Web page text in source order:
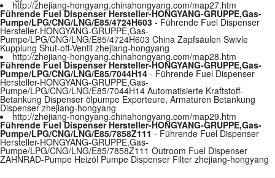
http://zhejiang-hongyang.chinahongyang.com/map27.htm
Führende Fuel Dispenser Hersteller-HONGYANG-GRUPPE,Gas-
Pumpe/LPG/CNG/LNG/E85/4724H603 - Führende Fuel Dispenser
Hersteller-HONGYANG-GRUPPE,Gas-
Pumpe/LPG/CNG/LNG/E85/4724H603 China Zapfsäulen Swivle
Kupplung Shut-off-Ventil zhejiang-hongyang
http://zhejiang-hongyang.chinahongyang.com/map28.htm
Führende Fuel Dispenser Hersteller-HONGYANG-GRUPPE,Gas-
Pumpe/LPG/CNG/LNG/E85/7044H14 - Führende Fuel Dispenser
Hersteller-HONGYANG-GRUPPE,Gas-
Pumpe/LPG/CNG/LNG/E85/7044H14 Automatisierte Kraftstoff-
Betankung Dispenser ölpumpe Exporteure, Armaturen Betankung
Dispenser zhejiang-hongyang
http://zhejiang-hongyang.chinahongyang.com/map29.htm
Führende Fuel Dispenser Hersteller-HONGYANG-GRUPPE,Gas-
Pumpe/LPG/CNG/LNG/E85/7858Z111 - Führende Fuel Dispenser
Hersteller-HONGYANG-GRUPPE,Gas-
Pumpe/LPG/CNG/LNG/E85/7858Z111 Outroom Fuel Dispenser
ZAHNRAD-Pumpe Heizöl Pumpe Dispenser Filter zhejiang-hongyang